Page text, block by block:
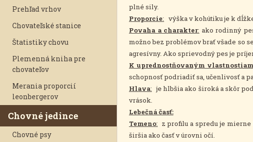
Prehľad vrhov
Chovateľské stanice
Štatistiky chovu
Plemenná kniha pre
chovateľov
Merania proporcií
leonbergerov
Chovné jedince
Chovné psy
plné sily.
Proporcie: výška v kohútiku je k
Povaha a charakter: ako rodinný
možno bez problémov brať všade so
agresívny. Ako sprievodný pes je
K uprednostňovaným
schopnosť podriadiť sa, učenlivosť a
Hlava: je hlbšia ako široká a skôr
vrások.
Lebečná časť:
Temeno: z profilu a spredu je
širšia ako časť v úrovni očí.